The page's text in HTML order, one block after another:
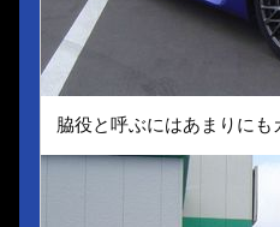
脇役と呼ぶにはあまりに